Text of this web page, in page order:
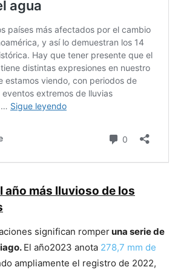
año más lluvioso de los
significan romperuna serie de
El año2023 anota 278,7 mm de
ampliamente el registro de 2022,